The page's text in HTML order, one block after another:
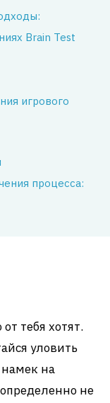
Brain Test
игрового
процесса:
тебя хотят.
уловить
на
не